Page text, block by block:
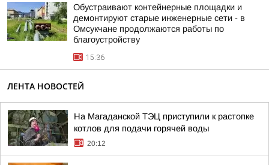
Обустраивают контейнерные площадки и
демонтируют старые инженерные сети - в
Омсукчане продолжаются работы по
благоустройству
15:36
ЛЕНТА НОВОСТЕЙ
На Магаданской ТЭЦ приступили к растопке
котлов для подачи горячей воды
20:12